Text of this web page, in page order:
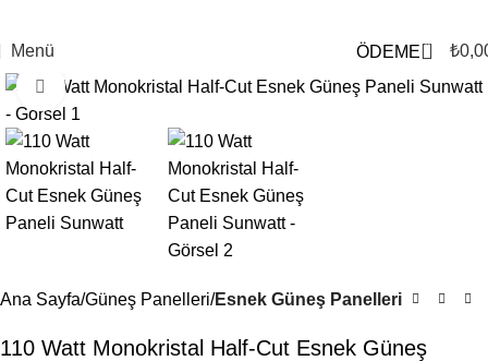
Menü ÖDEME 0 ₺
Büyütmek için tıklayın
Ana Sayfa Güneş Panelleri Esnek Güneş Panelleri
110 Watt Monokristal Half-Cut Esnek Güneş